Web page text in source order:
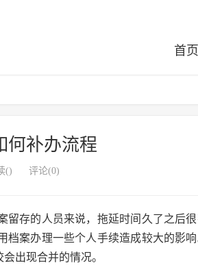
首页
何补办流程
() 评论(0)
留存的人员来说，拖延时间久了之后
档案办理一些个人手续造成较大的影
出现合并的情况。